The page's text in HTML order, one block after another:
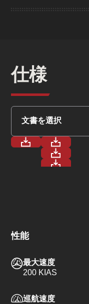
仕様
文書を選択
性能
最大速度
200 KIAS
巡航速度